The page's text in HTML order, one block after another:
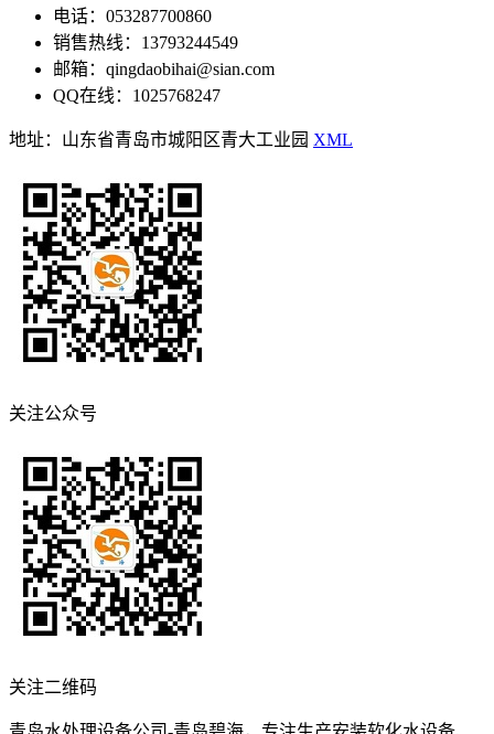
电话：053287700860
销售热线：13793244549
邮箱：qingdaobihai@sian.com
QQ在线：1025768247
地址：山东省青岛市城阳区青大工业园 XML
关注公众号
关注二维码